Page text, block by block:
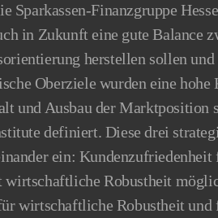
Sparkassen-Finanzgruppe
in Zukunft eine gute Balance
herstellen sollen und
Oberziele wurden eine hohe
und Ausbau der Marktposition
definiert. Diese drei
ein: Kundenzufriedenheit
wirtschaftliche Robustheit
wirtschaftliche Robustheit und